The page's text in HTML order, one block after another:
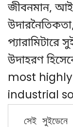
জীবনমান,
উদাহরণ
most
industrial
সেই সুইডেনে